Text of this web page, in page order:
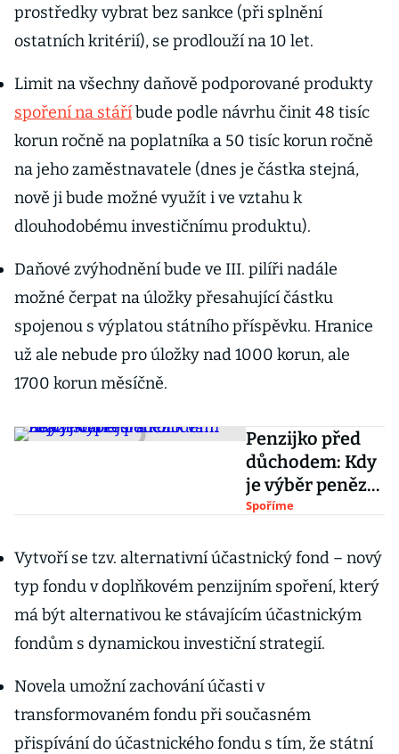
prostředky vybrat bez sankce (při splnění
ostatních kritérií), se prodlouží na 10 let.
Limit na všechny daňově podporované produkty
spoření na stáříbude podle návrhu činit 48 tisíc
korun ročně na poplatníka a 50 tisíc korun ročně
na jeho zaměstnavatele (dnes je částka stejná,
nově ji bude možné využít i ve vztahu k
dlouhodobému investičnímu produktu).
Daňové zvýhodnění bude ve III. pilíři nadále
možné čerpat na úložky přesahující částku
spojenou s výplatou státního příspěvku. Hranice
už ale nebude pro úložky nad 1000 korun, ale
1700 korun měsíčně.
Penzijko před
důchodem: Kdy
je výběr peněz
nejvýhodnější a
stát
Spoříme
Vytvoří se tzv. alternativní účastnický fond – nový
typ fondu v doplňkovém penzijním spoření, který
má být alternativou ke stávajícím účastnickým
fondům s dynamickou investiční strategií.
Novela umožní zachování účasti v
transformovaném fondu při současném
přispívání do účastnického fondu s tím, že státní